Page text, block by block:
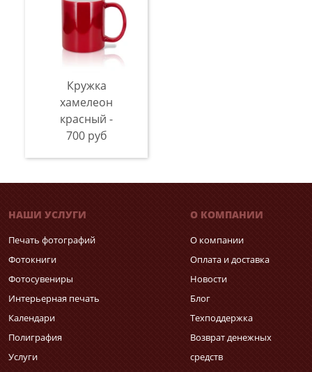
Кружка
хамелеон
красный -
700 руб
НАШИ УСЛУГИ
Печать фотографий
Фотокниги
Фотосувениры
Интерьерная печать
Календари
Полиграфия
Услуги
О КОМПАНИИ
О компании
Оплата и доставка
Новости
Блог
Техподдержка
Возврат денежных
средств